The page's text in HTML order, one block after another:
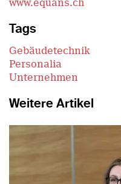
www.equans.ch
Tags
Gebäudetechnik
Personalia
Unternehmen
Weitere Artikel